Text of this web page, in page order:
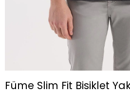
Füme Slim Fit Bisiklet